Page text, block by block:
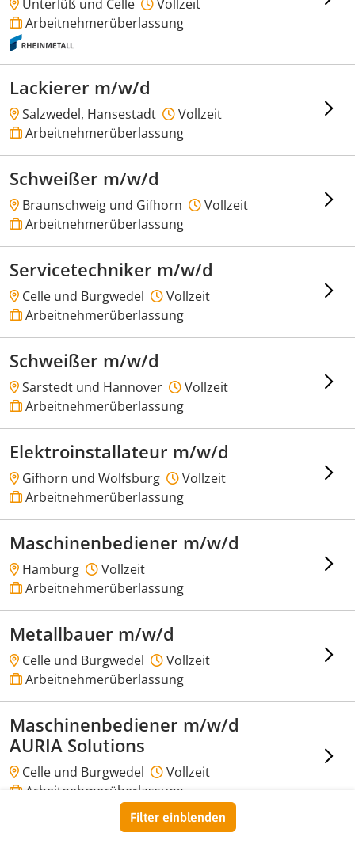
Filter einblenden
Unterlüß und Celle
Vollzeit
Arbeitnehmerüberlassung
Lackierer m/w/d
Salzwedel, Hansestadt
Vollzeit
Arbeitnehmerüberlassung
Schweißer m/w/d
Braunschweig und Gifhorn
Vollzeit
Arbeitnehmerüberlassung
Servicetechniker m/w/d
Celle und Burgwedel
Vollzeit
Arbeitnehmerüberlassung
Schweißer m/w/d
Sarstedt und Hannover
Vollzeit
Arbeitnehmerüberlassung
Elektroinstallateur m/w/d
Gifhorn und Wolfsburg
Vollzeit
Arbeitnehmerüberlassung
Maschinenbediener m/w/d
Hamburg
Vollzeit
Arbeitnehmerüberlassung
Metallbauer m/w/d
Celle und Burgwedel
Vollzeit
Arbeitnehmerüberlassung
Maschinenbediener m/w/d
AURIA Solutions
Celle und Burgwedel
Vollzeit
Arbeitnehmerüberlassung
KFZ Mechatroniker m/w/d